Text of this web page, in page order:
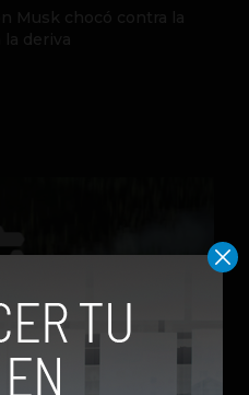
Musk chocó contra la
la deriva